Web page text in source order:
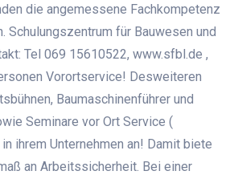
die angemessene Fachkompetenz
Schulungszentrum für Bauwesen und
Tel 069 15610522, www.sfbl.de ,
Vorortservice! Desweiteren
Baumaschinenführer und
Seminare vor Ort Service (
ihrem Unternehmen an! Damit biete
an Arbeitssicherheit. Bei einer